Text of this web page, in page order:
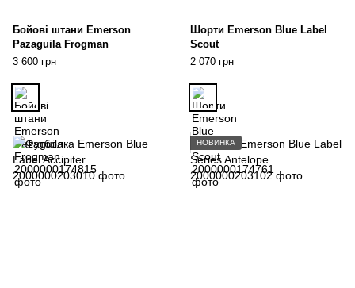
Бойові штани Emerson
Pazaguila Frogman
3 600 грн
Шорти Emerson Blue Label
Scout
2 070 грн
НОВИНКА